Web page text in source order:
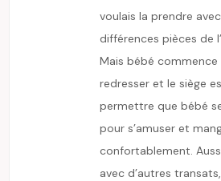
voulais la prendre
différences pièces de
Mais bébé commence
redresser et le siège
permettre que bébé
pour s’amuser et
confortablement.
avec d’autres